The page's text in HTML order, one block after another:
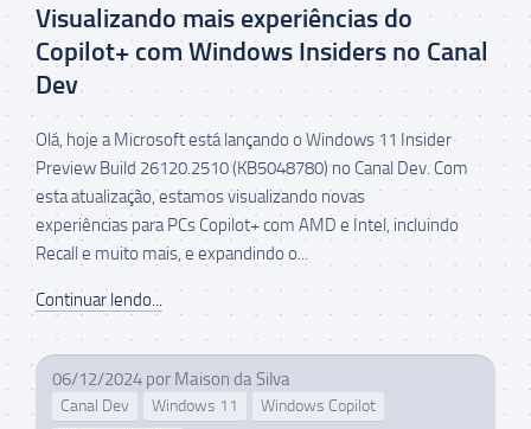
Visualizando mais experiências do
Copilot+ com Windows Insiders no Canal
Dev
Olá, hoje a Microsoft está lançando o Windows 11 Insider
Preview Build 26120.2510 (KB5048780) no Canal Dev. Com
esta atualização, estamos visualizando novas
experiências para PCs Copilot+ com AMD e Intel, incluindo
Recall e muito mais, e expandindo o...
Continuar lendo...
06/12/2024 por Maison da Silva
Canal Dev Windows 11
Windows Copilot